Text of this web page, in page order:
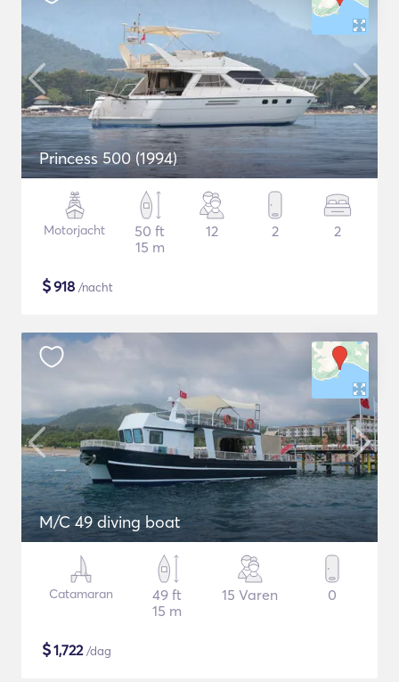
Princess 500 (1994)
Motorjacht
50 ft
15 m
12 2 2
$918 /nacht
M/C 49 diving boat
Catamaran
49 ft
15 m
15 Varen 0
$1,722/dag